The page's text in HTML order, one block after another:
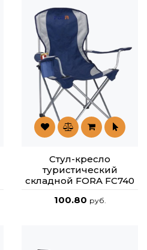
Стул-кресло
туристический
складной FORA FC740
100.80 руб.